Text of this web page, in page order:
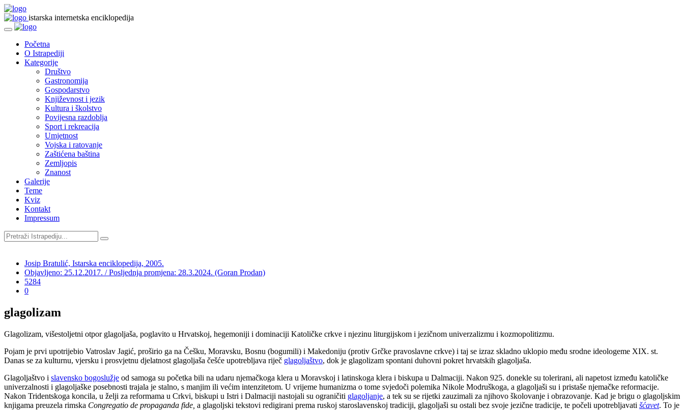
istarska internetska enciklopedija
Početna
O Istrapediji
Kategorije
Društvo
Gastronomija
Gospodarstvo
Književnost i jezik
Kultura i školstvo
Povijesna razdoblja
Sport i rekreacija
Umjetnost
Vojska i ratovanje
Zaštićena baština
Zemljopis
Znanost
Galerije
Teme
Kviz
Kontakt
Impressum
Josip Bratulić, Istarska enciklopedija, 2005.
Objavljeno: 25.12.2017. / Posljednja promjena: 28.3.2024. (Goran Prodan)
5284
0
glagolizam
Glagolizam, višestoljetni otpor glagoljaša, poglavito u Hrvatskoj, hegemoniji i dominaciji Katoličke crkve i njezinu liturgijskom i jezičnom univerzalizmu i kozmopolitizmu.
Pojam je prvi upotrijebio Vatroslav Jagić, proširio ga na Češku, Moravsku, Bosnu (bogumili) i Makedoniju (protiv Grčke pravoslavne crkve) i taj se izraz skladno uklopio među srodne ideologeme XIX. st.
Danas se za kulturnu, vjersku i prosvjetnu djelatnost glagoljaša češće upotrebljava riječ glagoljaštvo, dok je glagolizam spontani duhovni pokret hrvatskih glagoljaša.
Glagoljaštvo i slavensko bogoslužje od samoga su početka bili na udaru njemačkoga klera u Moravskoj i latinskoga klera i biskupa u Dalmaciji. Nakon 925. donekle su tolerirani, ali napetost između katoličke
univerzalnosti i glagoljaške posebnosti trajala je stalno, s manjim ili većim intenzitetom. U vrijeme humanizma o tome svjedoči polemika Nikole Modruškoga, a glagoljaši su i pristaše njemačke reformacije.
Nakon Tridentskoga koncila, u želji za reformama u Crkvi, biskupi u Istri i Dalmaciji nastojali su ograničiti glagoljanje, a tek su se rijetki zauzimali za njihovo školovanje i obrazovanje. Kad je brigu o glagoljskim
knjigama preuzela rimska Congregatio de propaganda fide, a glagoljski tekstovi redigirani prema ruskoj staroslavenskoj tradiciji, glagoljaši su ostali bez svoje jezične tradicije, te počeli upotrebljavati šćavet. To je